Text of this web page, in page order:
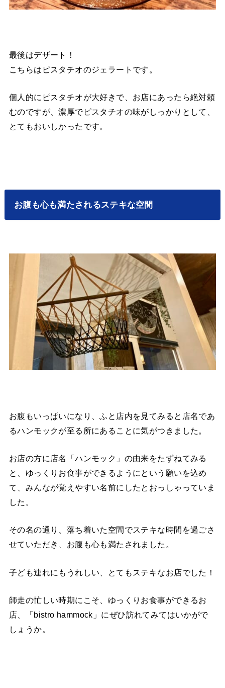
最後はデザート！
こちらはピスタチオのジェラートです。
個人的にピスタチオが大好きで、お店にあったら絶対頼
むのですが、濃厚でピスタチオの味がしっかりとして、
とてもおいしかったです。
お腹も心も満たされるステキな空間
お腹もいっぱいになり、ふと店内を見てみると店名であ
るハンモックが至る所にあることに気がつきました。
お店の方に店名「ハンモック」の由来をたずねてみる
と、ゆっくりお食事ができるようにという願いを込め
て、みんなが覚えやすい名前にしたとおっしゃっていま
した。
その名の通り、落ち着いた空間でステキな時間を過ごさ
せていただき、お腹も心も満たされました。
子ども連れにもうれしい、とてもステキなお店でした！
師走の忙しい時期にこそ、ゆっくりお食事ができるお
店、「bistro hammock」にぜひ訪れてみてはいかがで
しょうか。